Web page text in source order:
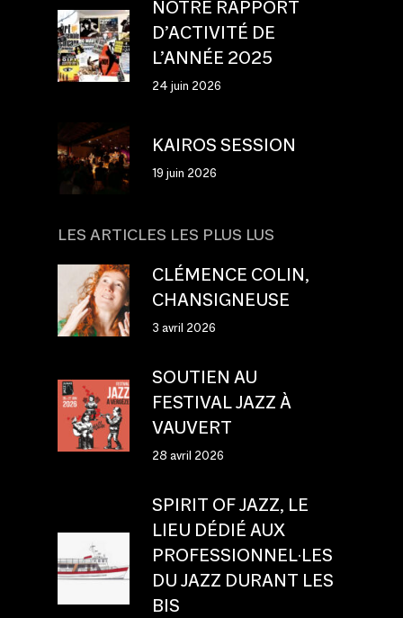
NOTRE RAPPORT
D’ACTIVITÉ DE
L’ANNÉE 2025
24 juin 2026
KAIROS SESSION
19 juin 2026
LES ARTICLES LES PLUS LUS
CLÉMENCE COLIN,
CHANSIGNEUSE
3 avril 2026
SOUTIEN AU
FESTIVAL JAZZ À
VAUVERT
28 avril 2026
SPIRIT OF JAZZ, LE
LIEU DÉDIÉ AUX
PROFESSIONNEL·LES
DU JAZZ DURANT LES
BIS